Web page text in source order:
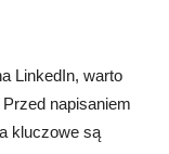
LinkedIn, warto
napisaniem
kluczowe są